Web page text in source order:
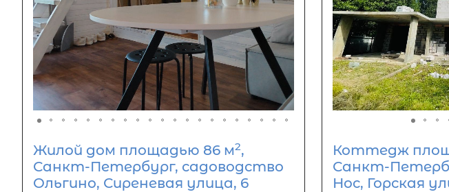
Жилой дом площадью 86 м2,
Санкт-Петербург, садоводство
Ольгино, Сиреневая улица, 6
Коттедж
Санкт-
Нос, Горская